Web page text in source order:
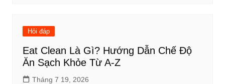
Hỏi đáp
Eat Clean Là Gì? Hướng Dẫn Chế Độ
Ăn Sạch Khỏe Từ A-Z
Tháng 7 19, 2026